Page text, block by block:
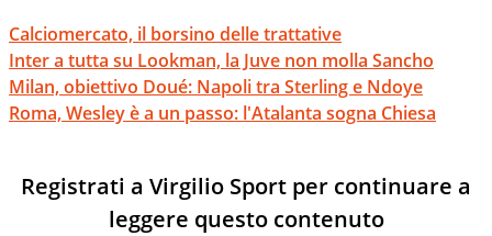
Calciomercato, il borsino delle trattative
Inter a tutta su Lookman, la Juve non molla Sancho
Milan, obiettivo Doué: Napoli tra Sterling e Ndoye
Roma, Wesley è a un passo: l'Atalanta sogna Chiesa
Registrati a Virgilio Sport per continuare a
leggere questo contenuto